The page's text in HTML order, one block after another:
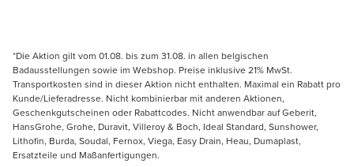
*Die Aktion gilt vom 01.08. bis zum 31.08. in allen belgischen
Badausstellungen sowie im Webshop. Preise inklusive 21% MwSt.
Transportkosten sind in dieser Aktion nicht enthalten. Maximal ein Rabatt pro
Kunde/Lieferadresse. Nicht kombinierbar mit anderen Aktionen,
Geschenkgutscheinen oder Rabattcodes. Nicht anwendbar auf Geberit,
HansGrohe, Grohe, Duravit, Villeroy & Boch, Ideal Standard, Sunshower,
Lithofin, Burda, Soudal, Fernox, Viega, Easy Drain, Heau, Dumaplast,
Ersatzteile und Maßanfertigungen.